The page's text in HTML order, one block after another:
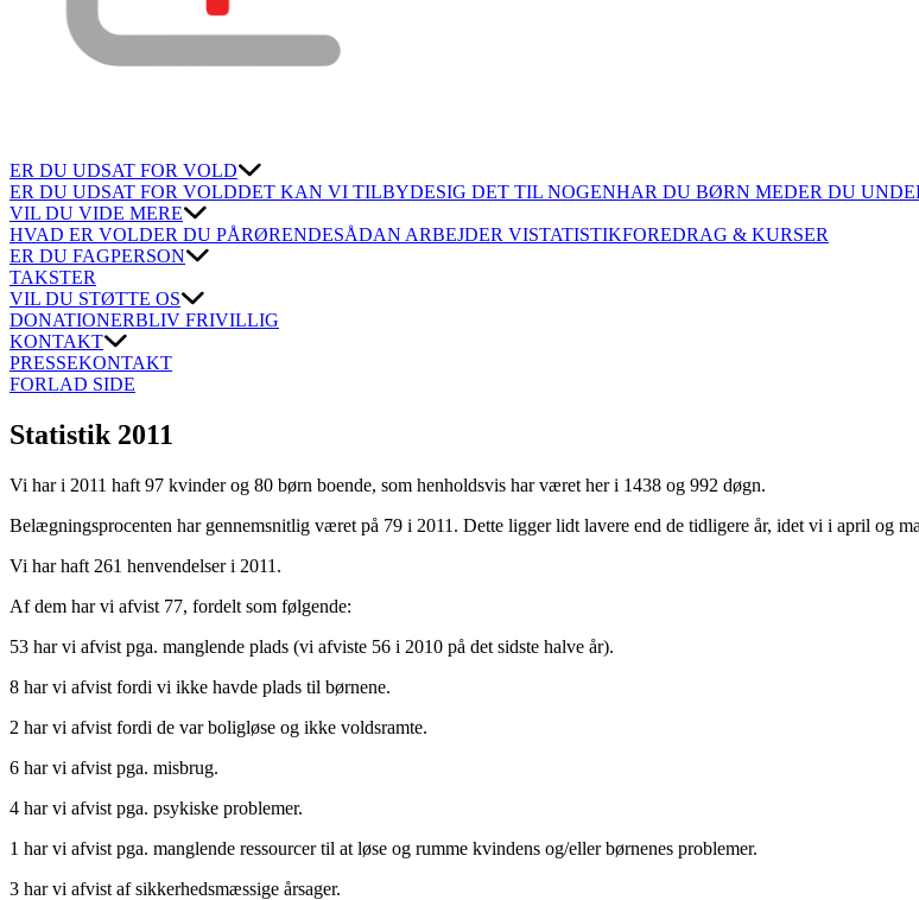
ER DU UDSAT FOR VOLD
ER DU UDSAT FOR VOLDDET KAN VI TILBYDESIG DET TIL NOGENHAR DU BØRN MEDER DU
VIL DU VIDE MERE
HVAD ER VOLDER DU PÅRØRENDESÅDAN ARBEJDER VISTATISTIKFOREDRAG & KURSER
ER DU FAGPERSON
TAKSTER
VIL DU STØTTE OS
DONATIONERBLIV FRIVILLIG
KONTAKT
PRESSEKONTAKT
FORLAD SIDE
Statistik 2011
Vi har i 2011 haft 97 kvinder og 80 børn boende, som henholdsvis har været her i 1438 og 992 døgn.
Belægningsprocenten har gennemsnitlig været på 79 i 2011. Dette ligger lidt lavere end de tidligere år, idet vi i april og
Vi har haft 261 henvendelser i 2011.
Af dem har vi afvist 77, fordelt som følgende:
53 har vi afvist pga. manglende plads (vi afviste 56 i 2010 på det sidste halve år).
8 har vi afvist fordi vi ikke havde plads til børnene.
2 har vi afvist fordi de var boligløse og ikke voldsramte.
6 har vi afvist pga. misbrug.
4 har vi afvist pga. psykiske problemer.
1 har vi afvist pga. manglende ressourcer til at løse og rumme kvindens og/eller børnenes problemer.
3 har vi afvist af sikkerhedsmæssige årsager.